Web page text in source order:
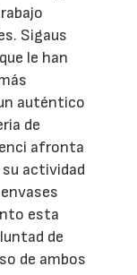
Sigaus
le han
auténtico
de
afronta
actividad
esta
de
de ambos